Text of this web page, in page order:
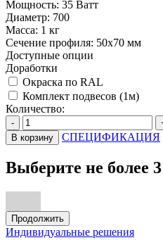
Мощность: 35 Ватт
Диаметр: 700
Масса: 1 кг
Сечение профиля: 50х70 мм
Доступные опции
Доработки
Окраска по RAL
Комплект подвесов (1м)
Количество:
-
В корзину
СПЕЦИФИКАЦИЯ
Выберите не более
Продолжить
Индивидуальные решения